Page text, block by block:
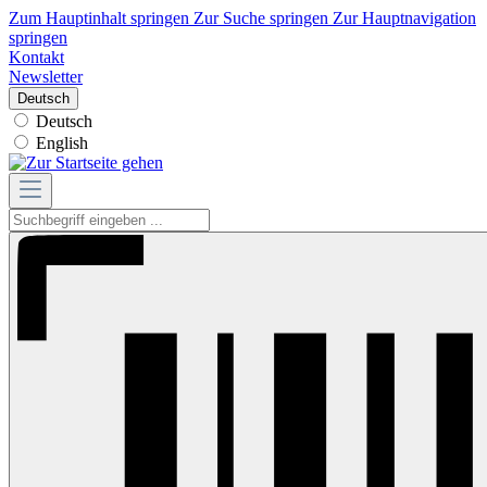
Zum Hauptinhalt springen Zur Suche springen Zur Hauptnavigation
springen
Kontakt
Newsletter
Deutsch
Deutsch
English